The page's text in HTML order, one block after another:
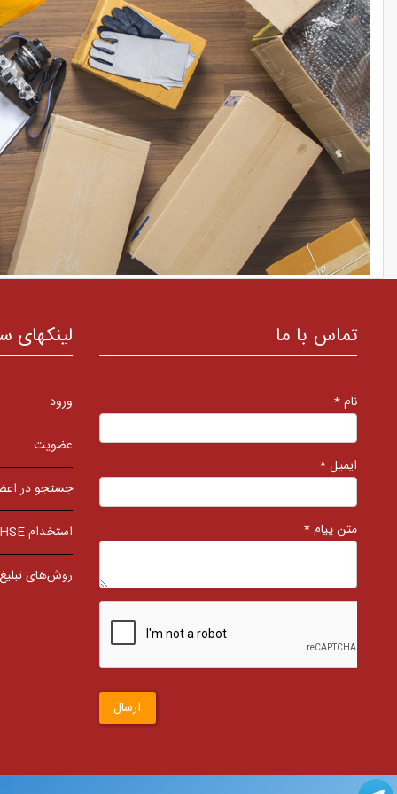
تماس با ما
نام *
ایمیل *
متن پیام *
ارسال
لینکهای
ورود
عضویت
جستجو در
استخدام HSE
روش‌های